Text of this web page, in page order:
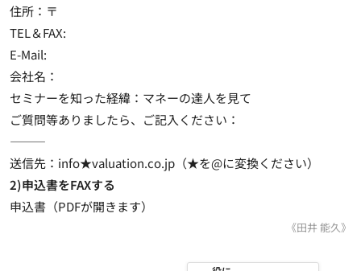
住所：〒
TEL＆FAX:
E-Mail:
会社名：
セミナーを知った経緯：マネーの達人を見て
ご質問等ありましたら、ご記入ください：
———
送信先：info★valuation.co.jp（★を@に変換ください）
2)申込書をFAXする
申込書（PDFが開きます）
《田井 能久》